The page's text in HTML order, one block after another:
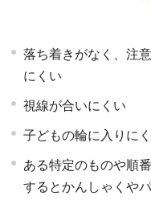
落ち着きがなく、注
にくい
視線が合いにくい
子どもの輪に入りに
ある特定のものや順
するとかんしゃくや